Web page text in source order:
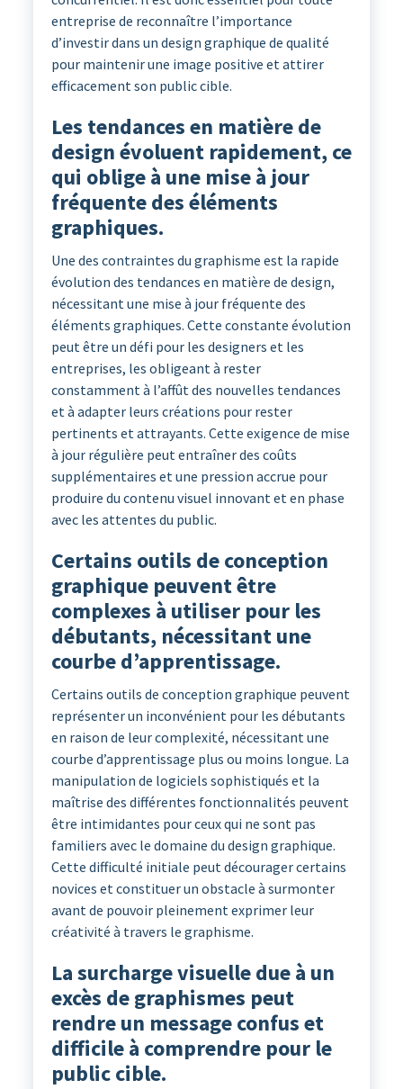
entreprise de reconnaître l’importance
d’investir dans un design graphique de qualité
pour maintenir une image positive et attirer
efficacement son public cible.
Les tendances en matière de
design évoluent rapidement, ce
qui oblige à une mise à jour
fréquente des éléments
graphiques.
Une des contraintes du graphisme est la rapide
évolution des tendances en matière de design,
nécessitant une mise à jour fréquente des
éléments graphiques. Cette constante évolution
peut être un défi pour les designers et les
entreprises, les obligeant à rester
constamment à l’affût des nouvelles tendances
et à adapter leurs créations pour rester
pertinents et attrayants. Cette exigence de mise
à jour régulière peut entraîner des coûts
supplémentaires et une pression accrue pour
produire du contenu visuel innovant et en phase
avec les attentes du public.
Certains outils de conception
graphique peuvent être
complexes à utiliser pour les
débutants, nécessitant une
courbe d’apprentissage.
Certains outils de conception graphique peuvent
représenter un inconvénient pour les débutants
en raison de leur complexité, nécessitant une
courbe d’apprentissage plus ou moins longue. La
manipulation de logiciels sophistiqués et la
maîtrise des différentes fonctionnalités peuvent
être intimidantes pour ceux qui ne sont pas
familiers avec le domaine du design graphique.
Cette difficulté initiale peut décourager certains
novices et constituer un obstacle à surmonter
avant de pouvoir pleinement exprimer leur
créativité à travers le graphisme.
La surcharge visuelle due à un
excès de graphismes peut
rendre un message confus et
difficile à comprendre pour le
public cible.